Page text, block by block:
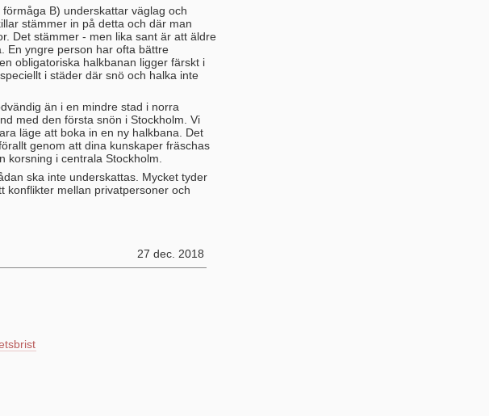
B) underskattar väglag och
stämmer in på detta och där man
Det stämmer - men lika sant är att äldre
En yngre person har ofta bättre
obligatoriska halkbanan ligger färskt i
i städer där snö och halka inte
än i en mindre stad i norra
med den första snön i Stockholm. Vi
läge att boka in en ny halkbana. Det
genom att dina kunskaper fräschas
i centrala Stockholm.
ska inte underskattas. Mycket tyder
konflikter mellan privatpersoner och
27 dec. 2018